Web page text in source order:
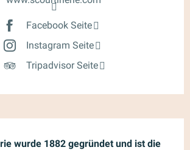
Facebook Seite
Instagram Seite
Tripadvisor Seite
wurde 1882 gegründet und ist die